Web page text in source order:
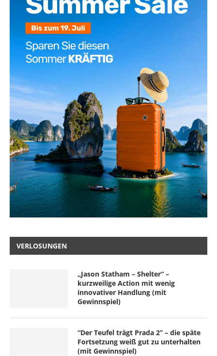
VERLOSUNGEN
„Jason Statham – Shelter“ –
kurzweilige Action mit wenig
innovativer Handlung (mit
Gewinnspiel)
“Der Teufel trägt Prada 2” – die späte
Fortsetzung weiß gut zu unterhalten
(mit Gewinnspiel)